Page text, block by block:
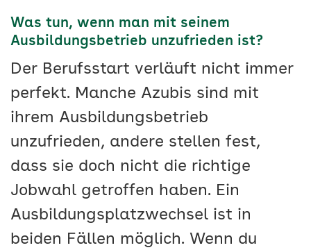
Was tun, wenn man mit seinem
Ausbildungsbetrieb unzufrieden ist?
Der Berufsstart verläuft nicht immer
perfekt. Manche Azubis sind mit
ihrem Ausbildungsbetrieb
unzufrieden, andere stellen fest,
dass sie doch nicht die richtige
Jobwahl getroffen haben. Ein
Ausbildungsplatzwechsel ist in
beiden Fällen möglich. Wenn du